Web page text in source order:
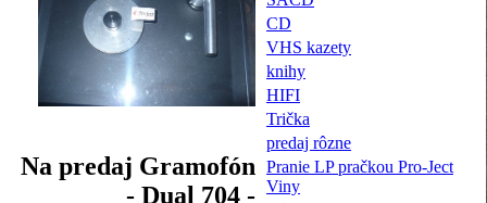
Na predaj Gramofón
- Dual 704 -
CD
VHS kazety
knihy
HIFI
Trička
predaj rôzne
Pranie LP pračkou Pro-Ject
Viny